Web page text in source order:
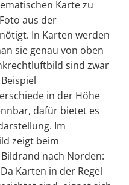
Karte zu
aus der
In Karten werden
sie genau von oben
sind zwar
in der Höhe
dafür bietet es
Im
zeigt beim
nach Norden:
Karten in der Regel